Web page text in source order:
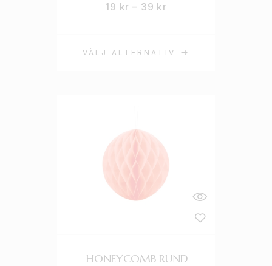
VÄLJ ALTERNATIV
19 kr – 39 kr
HONEYCOMB RUND